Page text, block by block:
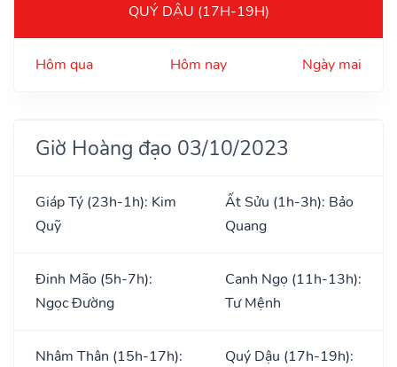
QUÝ DẬU (17H-19H)
Hôm qua Hôm nay Ngày mai
Giờ Hoàng đạo 03/10/2023
Giáp Tý (23h-1h): Kim
Quỹ
Ất Sửu (1h-3h): Bảo
Quang
Đinh Mão (5h-7h):
Ngọc Đường
Canh Ngọ (11h-13h):
Tư Mệnh
Nhâm Thân (15h-17h):
Quý Dậu (17h-19h):